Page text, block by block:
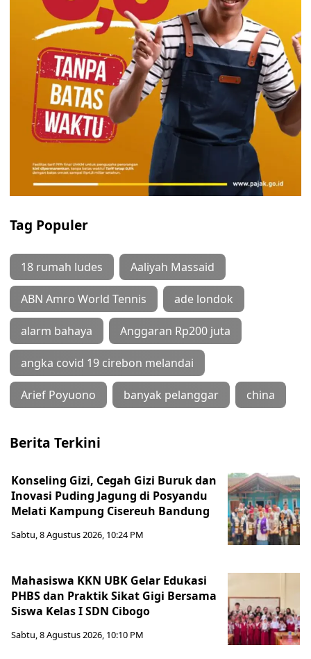
Tag Populer
18 rumah ludes Aaliyah Massaid
ABN Amro World Tennis ade londok
alarm bahaya Anggaran Rp200 juta
angka covid 19 cirebon melandai
Arief Poyuono banyak pelanggar china
Berita Terkini
Konseling Gizi, Cegah Gizi Buruk dan
Inovasi Puding Jagung di Posyandu
Melati Kampung Cisereuh Bandung
Sabtu, 8 Agustus 2026, 10:24 PM
Mahasiswa KKN UBK Gelar Edukasi
PHBS dan Praktik Sikat Gigi Bersama
Siswa Kelas I SDN Cibogo
Sabtu, 8 Agustus 2026, 10:10 PM